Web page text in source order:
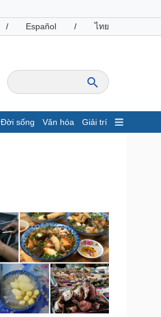
/ Español / ไทย
Đời sống Văn hóa Giải trí
Giá cà phê
Công nghệ
Sành điệu
Tin Công nghệ
Trải nghiệm
Chuyển đổi số